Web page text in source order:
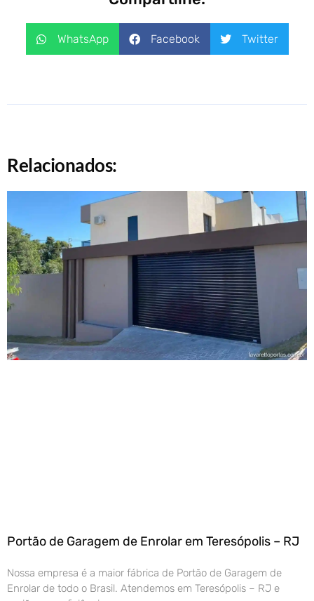
WhatsApp Facebook Twitter
Relacionados:
Portão de Garagem de Enrolar em Teresópolis – RJ
Nossa empresa é a maior fábrica de Portão de Garagem de
Enrolar de todo o Brasil. Atendemos em Teresópolis – RJ e